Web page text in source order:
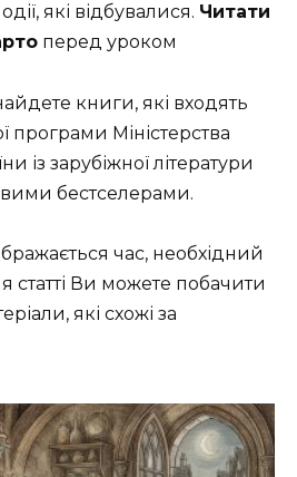
які відбувалися. Ч итати
перед уроком
книги, які входять
програми Міністерства
із зарубіжної літератури
бестселерами.
час, необхідний
статті Ви можете побачити
які схожі за